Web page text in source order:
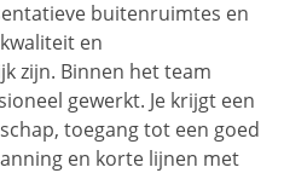
buitenruimtes en
en
zijn. Binnen het team
gewerkt. Je krijgt een
toegang tot een goed
en korte lijnen met